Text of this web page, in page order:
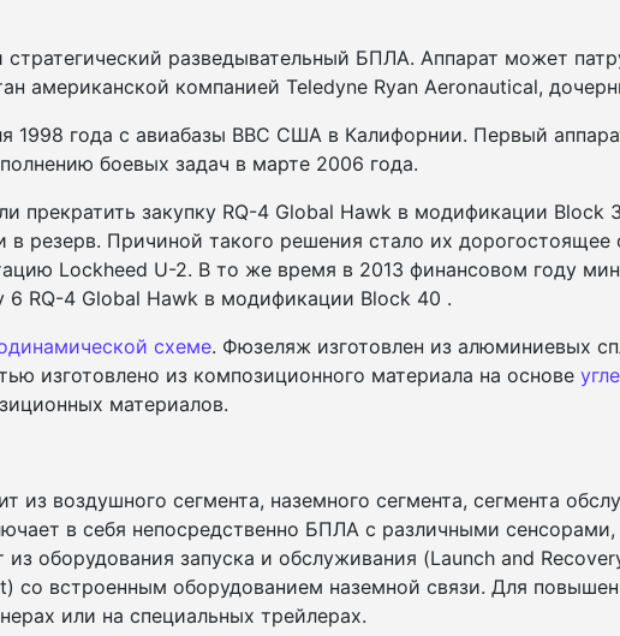
разведывательный БПЛА. Аппарат может
американской компанией Teledyne Ryan Aeronautical,
1998 года с авиабазы ВВС США в Калифорнии. Первый
боевых задач в марте 2006 года.
прекратить закупку RQ-4 Global Hawk в модификации Block
в резерв. Причиной такого решения стало их дорогостоящее
Lockheed U-2. В то же время в 2013 финансовом году
6 RQ-4 Global Hawk в модификации Block 40 .
схеме. Фюзеляж изготовлен из алюминиевых
изготовлено из композиционного материала на основе
материалов.
из воздушного сегмента, наземного сегмента, сегмента
в себя непосредственно БПЛА с различными
оборудования запуска и обслуживания (Launch and
со встроенным оборудованием наземной связи. Для
или на специальных трейлерах.